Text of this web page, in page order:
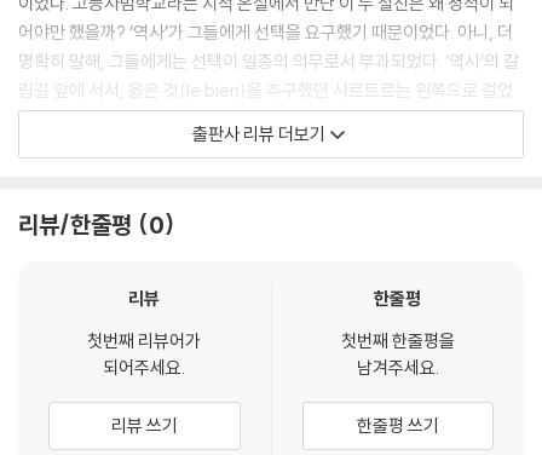
과된다. 왜냐하면 그로부터 11년 후에 참여의 의무에 대한 사르트르의 첫
번째 텍스트가 출간되기 때문이다. 이 첫 번째 텍스트는 그 이후에 여러 세
대의 지식인들에게 큰 영향을 주고, 프랑스 이데올로기의 풍경을 크게 바
꾸어 놓게 된다.
---「제2장 ‘역사’의 깨어남」중에서
서 사용된 표현을 빌리자면 전쟁이 아롱의 삶에서 그 어떤 것과도 유사하
다. 평가의 대상이 된 텍스트 ―콜레주 드 프랑스 교수 취임 강의― 에서
발췌된 제사는 그 점에서 아주 명백하다. “나는 결정적으로 역사가 그 자체
로 이성의 명령에 복종한다는 것과 선한 의지를 가진 인간들의 욕망에 복
종한다는 것을 더 이상 믿지 않게 되었다.”
---「제3장 세계대전 동안의 두 지식인」중에서
어야만 했을까? ‘역사’가 그들에게 선택을 요구했기 때문이었다. 아니, 더
명확히 말해, 그들에게는 선택이 일종의 의무로서 부과되었다. ‘역사’의 갈
림길 앞에 서서, 옳은 것(le bien)을 추구했던 사르트르는 왼쪽으로 걸었
고, 진실된 것(le vrai)을 추구했던 아롱은 오른쪽으로 걸었다. 그리고 이
러한 선택으로 인해 두 절친의 관계는 결국 회복될 수 없는 길로 접어들고
이 두 지식인과 유사한 관계를 한국사에서도 찾아볼 수 있다. 정몽주와 정
리를 잡았던 아롱이 사르트르에게 후설을 추천했듯이, 이색이라는 스승의
추천했다. 그리고 왼쪽을 향했던 아롱이 나중에는 오른쪽으로 기울었던 것
처럼, 개혁을 바라보던 정몽주는 왕조의 위기 앞에서 오른쪽으로 향했다.
반면에 ‘역사’에 유혹되지 않았던 젊은 사르트르는 왼쪽으로 향했고, ‘역
사’를 유혹할 수 없었던 젊은 정도전은 ‘역사’를 손에 쥐었다. 그렇게 역사
출판사 리뷰 더보기
리뷰/한줄평 0
리뷰
첫번째 리뷰어가
되어주세요.
리뷰 쓰기
한줄평
첫번째 한줄평을
남겨주세요.
한줄평 쓰기